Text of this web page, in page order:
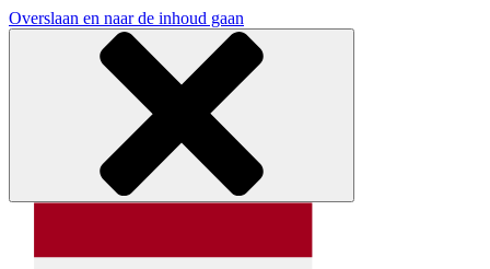
Overslaan en naar de inhoud gaan